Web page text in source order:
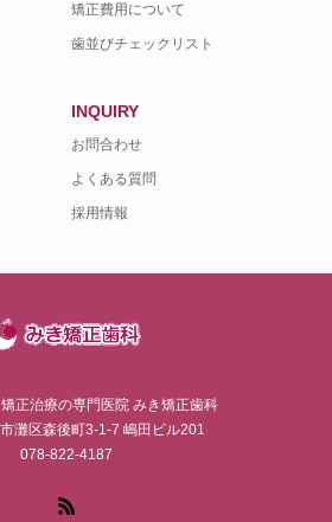
矯正費用について
歯並びチェックリスト
INQUIRY
お問合わせ
よくある質問
採用情報
矯正治療の専門医院 みき矯正歯科
灘区森後町3-1-7 嶋田ビル201
078-822-4187